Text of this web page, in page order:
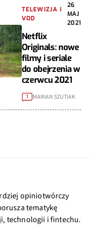
TELEWIZJA I
VOD
26
MAJ
2021
Netflix
Originals: nowe
filmy i seriale
do obejrzenia w
czerwcu 2021
1 MARIAN SZUTIAK
opiniotwórczy
tematykę
technologii i fintechu.